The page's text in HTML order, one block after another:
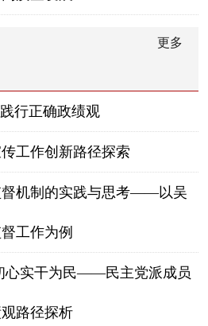
更多
行正确政绩观
工作创新路径探索
督机制的实践与思考——以吴
工作为例
心实干为民——民主党派成员
路径探析